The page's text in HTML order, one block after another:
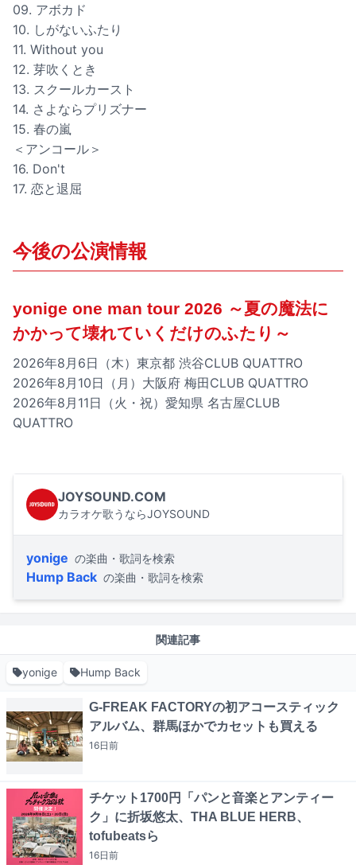
09. アボカド
10. しがないふたり
11. Without you
12. 芽吹くとき
13. スクールカースト
14. さよならプリズナー
15. 春の嵐
＜アンコール＞
16. Don't
17. 恋と退屈
今後の公演情報
yonige one man tour 2026 ～夏の魔法に
かかって壊れていくだけのふたり～
2026年8月6日（木）東京都 渋谷CLUB QUATTRO
2026年8月10日（月）大阪府 梅田CLUB QUATTRO
2026年8月11日（火・祝）愛知県 名古屋CLUB
QUATTRO
JOYSOUND.COM
カラオケ歌うならJOYSOUND
yonige の楽曲・歌詞を検索
Hump Back の楽曲・歌詞を検索
関連記事
yonige Hump Back
G-FREAK FACTORYの初アコースティック
アルバム、群馬ほかでカセットも買える
16日前
チケット1700円「パンと音楽とアンティー
ク」に折坂悠太、THA BLUE HERB、
tofubeatsら
16日前